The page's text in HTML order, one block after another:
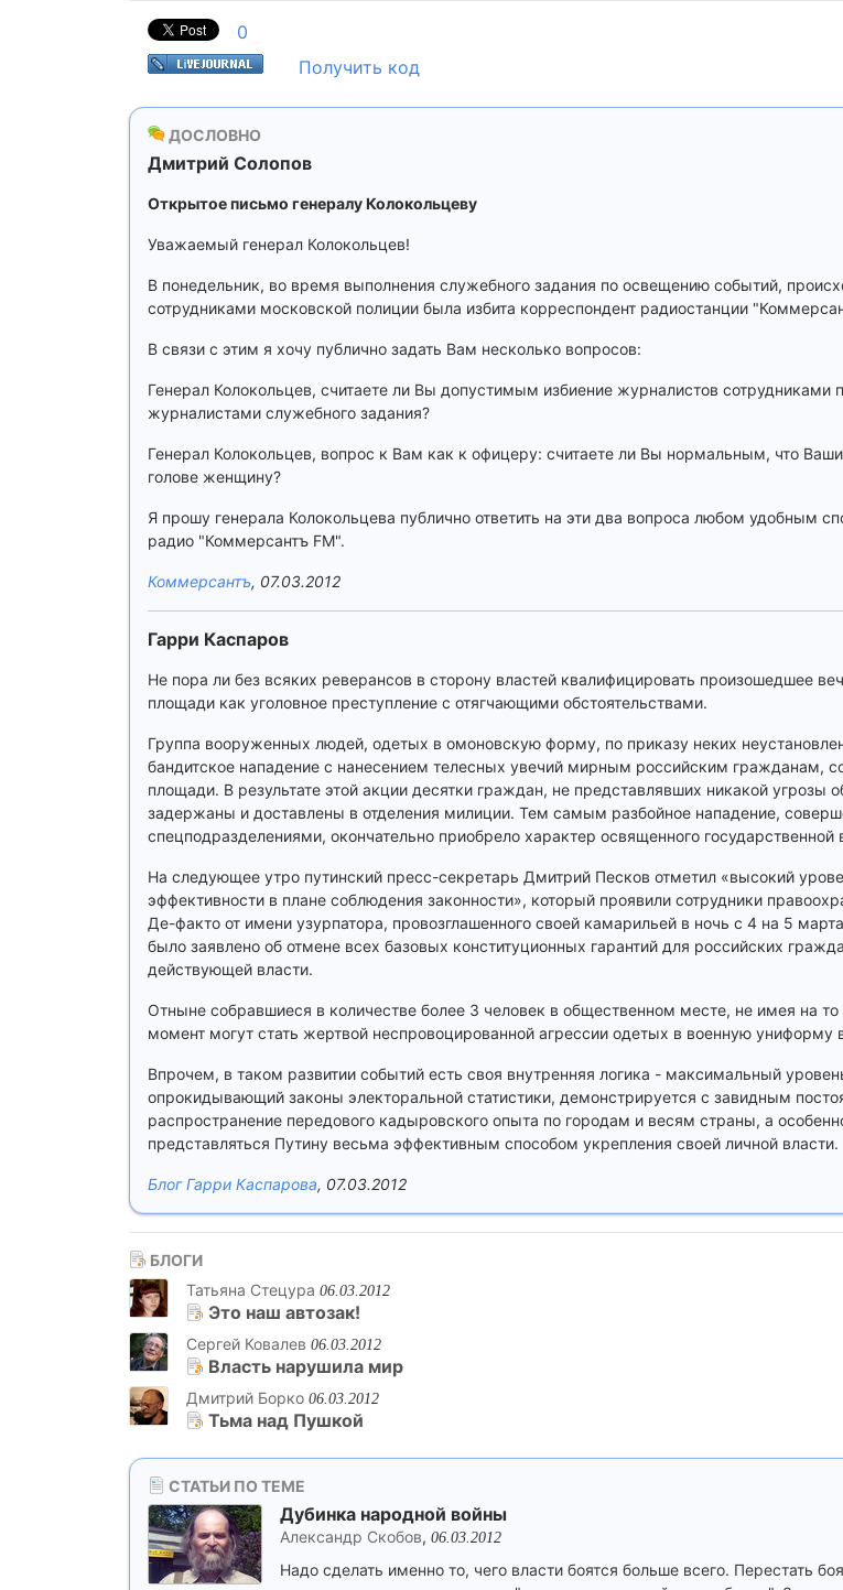
0
Получить код
ДОСЛОВНО
Дмитрий Солопов
Открытое письмо генералу Колокольцеву
Уважаемый генерал Колокольцев!
В понедельник, во время выполнения служебного задания по освещению событий,
сотрудниками московской полиции была избита корреспондент радиостанции
В связи с этим я хочу публично задать Вам несколько вопросов:
Генерал Колокольцев, считаете ли Вы допустимым избиение журналистов сотрудниками
журналистами служебного задания?
Генерал Колокольцев, вопрос к Вам как к офицеру: считаете ли Вы нормальным, что
голове женщину?
Я прошу генерала Колокольцева публично ответить на эти два вопроса любом удобным
радио "Коммерсантъ FM".
Коммерсантъ, 07.03.2012
Гарри Каспаров
Не пора ли без всяких реверансов в сторону властей квалифицировать произошедшее
площади как уголовное преступление с отягчающими обстоятельствами.
Группа вооруженных людей, одетых в омоновскую форму, по приказу неких
бандитское нападение с нанесением телесных увечий мирным российским гражданам,
площади. В результате этой акции десятки граждан, не представлявших никакой
задержаны и доставлены в отделения милиции. Тем самым разбойное нападение,
спецподразделениями, окончательно приобрело характер освященного государственной
На следующее утро путинский пресс-секретарь Дмитрий Песков отметил «высокий
эффективности в плане соблюдения законности», который проявили сотрудники
Де-факто от имени узурпатора, провозглашенного своей камарильей в ночь с 4 на 5
было заявлено об отмене всех базовых конституционных гарантий для российских
действующей власти.
Отныне собравшиеся в количестве более 3 человек в общественном месте, не имея на
момент могут стать жертвой неспровоцированной агрессии одетых в военную униформу
Впрочем, в таком развитии событий есть своя внутренняя логика - максимальный
опрокидывающий законы электоральной статистики, демонстрируется с завидным
распространение передового кадыровского опыта по городам и весям страны, а
представляться Путину весьма эффективным способом укрепления своей личной власти.
Блог Гарри Каспарова, 07.03.2012
БЛОГИ
Татьяна Стецура 06.03.2012
Это наш автозак!
Сергей Ковалев 06.03.2012
Власть нарушила мир
Дмитрий Борко 06.03.2012
Тьма над Пушкой
СТАТЬИ ПО ТЕМЕ
Дубинка народной войны
Александр Скобов, 06.03.2012
Надо сделать именно то, чего власти боятся больше всего. Перестать